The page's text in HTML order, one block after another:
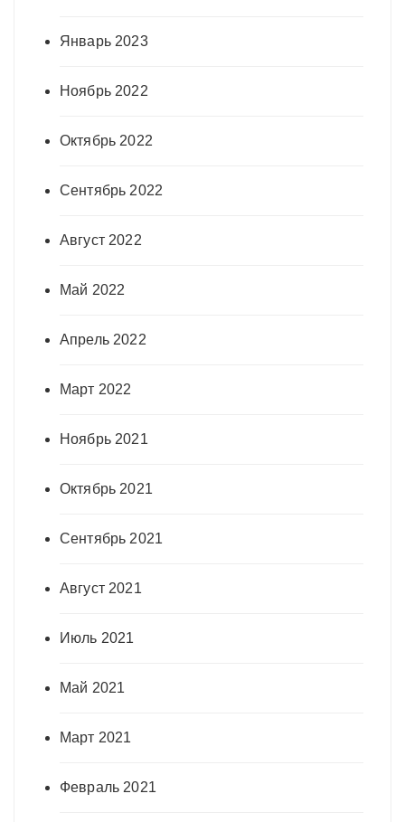
Январь 2023
Ноябрь 2022
Октябрь 2022
Сентябрь 2022
Август 2022
Май 2022
Апрель 2022
Март 2022
Ноябрь 2021
Октябрь 2021
Сентябрь 2021
Август 2021
Июль 2021
Май 2021
Март 2021
Февраль 2021